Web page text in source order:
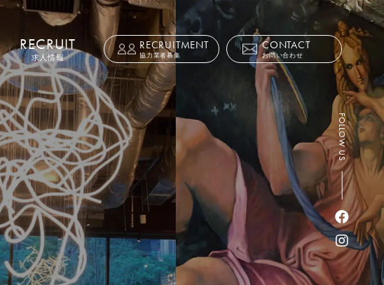
RECRUIT
求人情報
RECRUITMENT
協力業者募集
CONTACT
お問い合わせ
FOLLOW US